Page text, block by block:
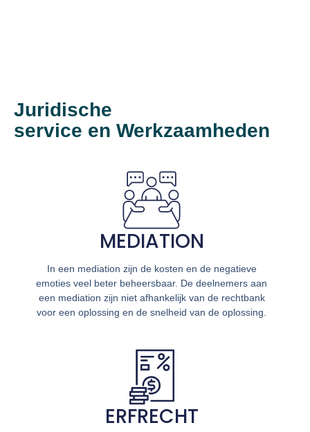
Juridische
service en Werkzaamheden
MEDIATION
In een mediation zijn de kosten en de negatieve
emoties veel beter beheersbaar. De deelnemers aan
een mediation zijn niet afhankelijk van de rechtbank
voor een oplossing en de snelheid van de oplossing.
ERFRECHT